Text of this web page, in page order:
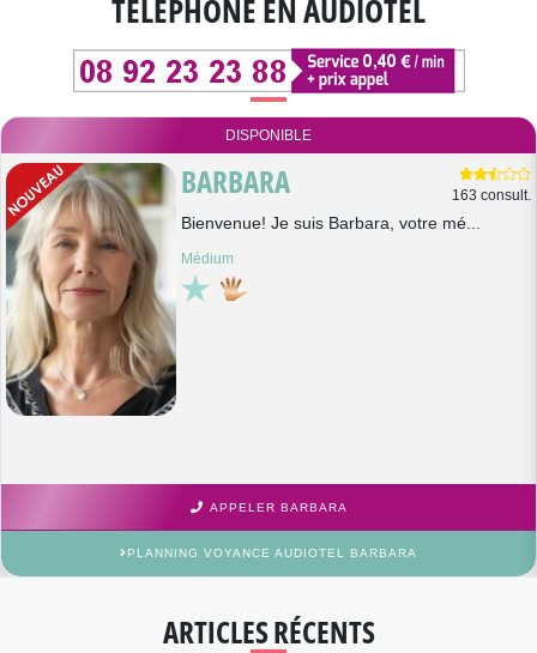
TÉLÉPHONE EN AUDIOTEL
DISPONIBLE
BARBARA 163 consult.
Bienvenue! Je suis Barbara, votre mé...
Médium
APPELER BARBARA
PLANNING VOYANCE AUDIOTEL BARBARA
ARTICLES RÉCENTS